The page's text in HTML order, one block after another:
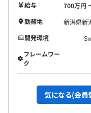
給与
700万円
勤務地
新潟県新
開発環境
フレームワー
ク
気になる(会員